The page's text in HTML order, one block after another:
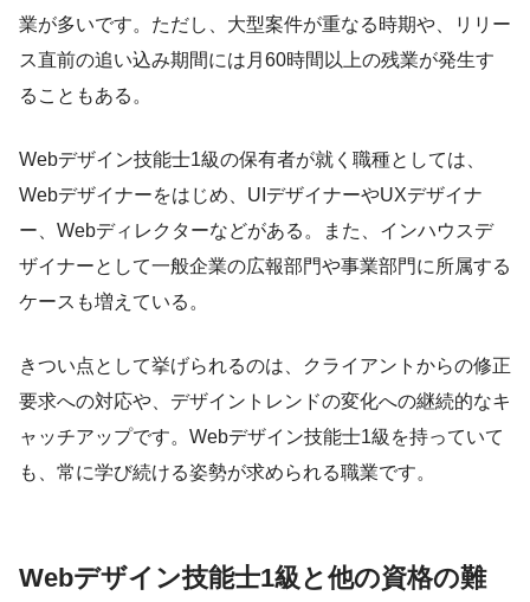
業が多いです。ただし、大型案件が重なる時期や、リリー
ス直前の追い込み期間には月60時間以上の残業が発生す
ることもある。
Webデザイン技能士1級の保有者が就く職種としては、
Webデザイナーをはじめ、UIデザイナーやUXデザイナ
ー、Webディレクターなどがある。また、インハウスデ
ザイナーとして一般企業の広報部門や事業部門に所属する
ケースも増えている。
きつい点として挙げられるのは、クライアントからの修正
要求への対応や、デザイントレンドの変化への継続的なキ
ャッチアップです。Webデザイン技能士1級を持っていて
も、常に学び続ける姿勢が求められる職業です。
Webデザイン技能士1級と他の資格の難